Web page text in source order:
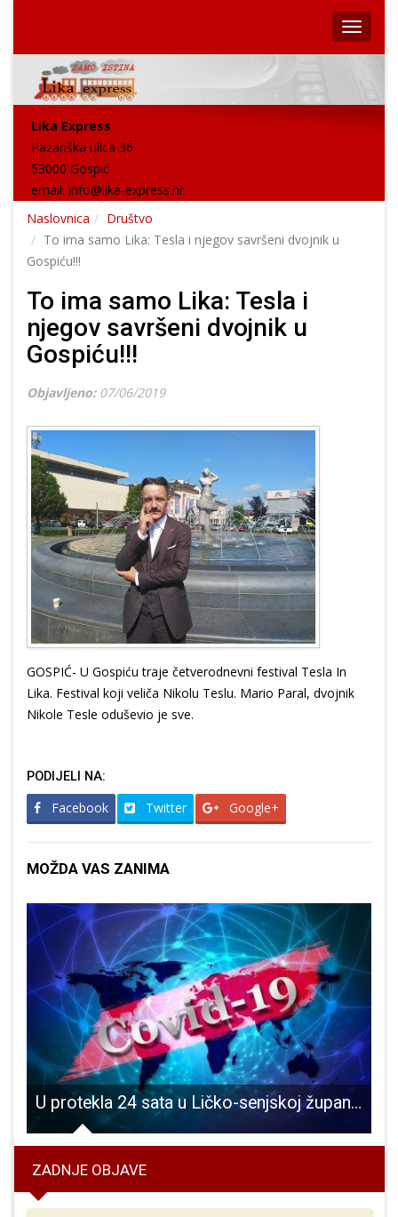
Lika Express
Pazariška ulica 36
53000 Gospić
email: info@lika-express.hr
Naslovnica
Društvo
To ima samo Lika: Tesla i njegov savršeni dvojnik u
Gospiću!!!
To ima samo Lika: Tesla i
njegov savršeni dvojnik u
Gospiću!!!
Objavljeno: 07/06/2019
GOSPIĆ- U Gospiću traje četverodnevni festival Tesla In
Lika. Festival koji veliča Nikolu Teslu. Mario Paral, dvojnik
Nikole Tesle oduševio je sve.
PODIJELI NA:
Facebook Twitter Google+
MOŽDA VAS ZANIMA
U protekla 24 sata u Ličko-senjskoj županiji jedna je novooboljela osoba od COVID-19
ZADNJE OBJAVE